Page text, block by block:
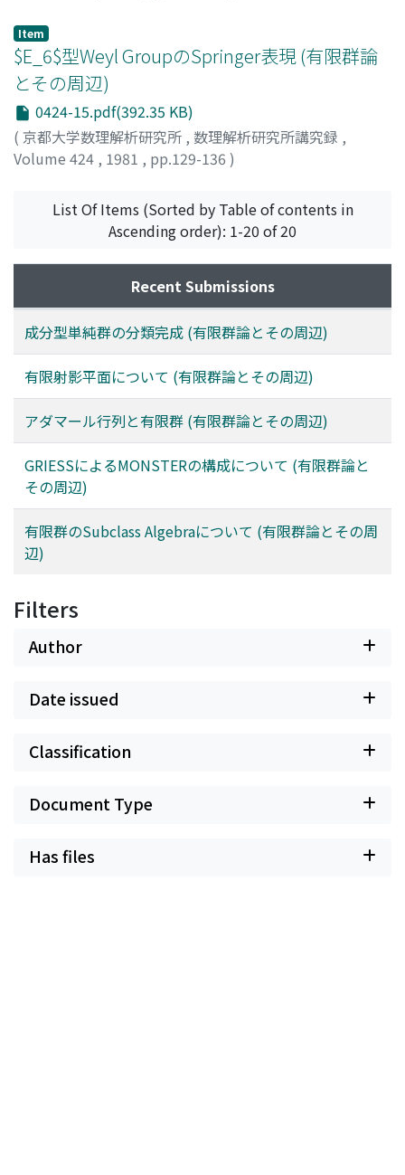
Item
$E_6$型Weyl GroupのSpringer表現 (有限群論
とその周辺)
0424-15.pdf(392.35 KB)
( 京都大学数理解析研究所 , 数理解析研究所講究録 ,
Volume 424 , 1981 , pp.129-136 )
List Of Items (Sorted by Table of contents in
Ascending order): 1-20 of 20
Recent Submissions
成分型単純群の分類完成 (有限群論とその周辺)
有限射影平面について (有限群論とその周辺)
アダマール行列と有限群 (有限群論とその周辺)
GRIESSによるMONSTERの構成について (有限群論と
その周辺)
有限群のSubclass Algebraについて (有限群論とその周
辺)
Filters
Author
Date issued
Classification
Document Type
Has files